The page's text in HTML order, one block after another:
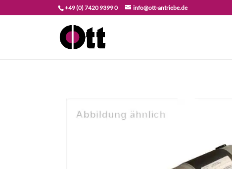
+49 (0) 7420 9399 0 info@ott-antriebe.de